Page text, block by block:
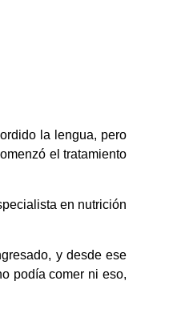
la lengua, pero
el tratamiento
en nutrición
y desde ese
podía comer ni eso,